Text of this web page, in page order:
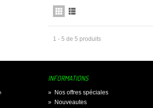
1 - 5 de 5 produits
INFORMATIONS
» Nos offres spéciales
» Nouveautes